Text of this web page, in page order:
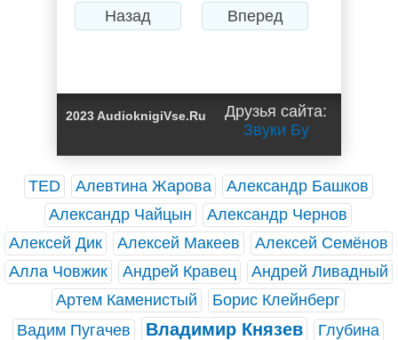
Назад Вперед
2023 AudioknigiVse.Ru
Друзья сайта:
Звуки Бу
TED Алевтина Жарова
Александр Башков
Александр Чайцын
Александр Чернов
Алексей Дик
Алексей Макеев
Алексей Семёнов
Алла Човжик
Андрей Кравец
Андрей Ливадный
Артем Каменистый
Борис Клейнберг
Вадим Пугачев
Владимир Князев
Глубина